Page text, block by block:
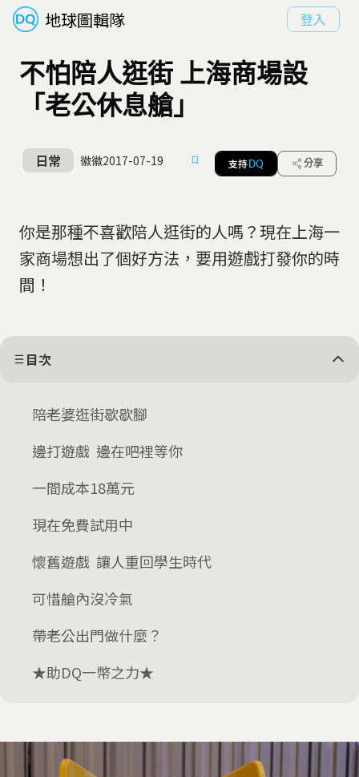
地球圖輯隊 登入
不怕陪人逛街 上海商場設
「老公休息艙」
日常 徽徽2017-07-19 支持 DQ 分享
你是那種不喜歡陪人逛街的人嗎？現在上海一
家商場想出了個好方法，要用遊戲打發你的時
間！
目次
陪老婆逛街歇歇腳
邊打遊戲 邊在吧裡等你
一間成本18萬元
現在免費試用中
懷舊遊戲 讓人重回學生時代
可惜艙內沒冷氣
帶老公出門做什麼？
★助DQ一幣之力★